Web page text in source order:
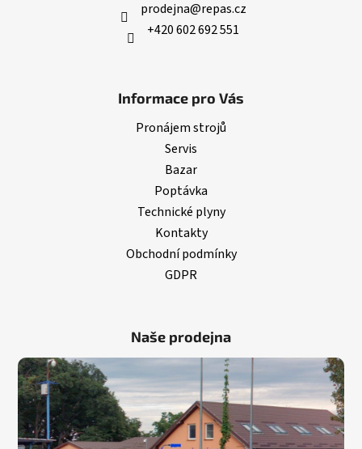
prodejna@repas.cz
+420 602 692 551
Informace pro Vás
Pronájem strojů
Servis
Bazar
Poptávka
Technické plyny
Kontakty
Obchodní podmínky
GDPR
Naše prodejna